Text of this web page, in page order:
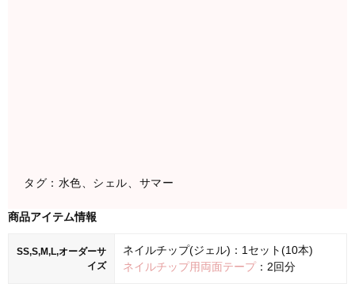
タグ：水色、シェル、サマー
商品アイテム情報
SS,S,M,L,オーダーサ
イズ
ネイルチップ(ジェル)：1セット(10本)
ネイルチップ用両面テープ：2回分